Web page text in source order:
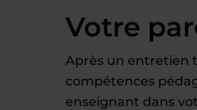
Votre
Après un entretien
compétences
enseignant dans